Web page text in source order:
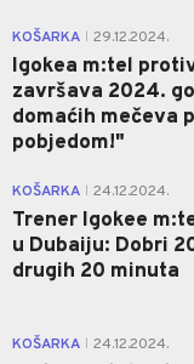
KOŠARKA 29.12.2024.
Igokea m:tel
završava 2024.
domaćih mečeva
pobjedom!"
KOŠARKA 24.12.2024.
Trener Igokee
u Dubaiju: Dobri
drugih 20 minuta
KOŠARKA 24.12.2024.